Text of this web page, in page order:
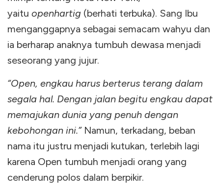
yaitu openhartig (berhati terbuka). Sang Ibu
menganggapnya sebagai semacam wahyu dan
ia berharap anaknya tumbuh dewasa menjadi
seseorang yang jujur.
“Open, engkau harus berterus terang dalam
segala hal. Dengan jalan begitu engkau dapat
memajukan dunia yang penuh dengan
kebohongan ini.” Namun, terkadang, beban
nama itu justru menjadi kutukan, terlebih lagi
karena Open tumbuh menjadi orang yang
cenderung polos dalam berpikir.